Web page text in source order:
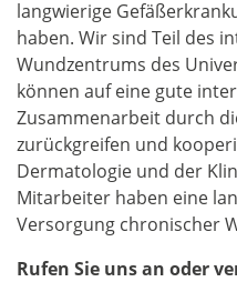
langwierige
haben. Wir sind Teil des
Wundzentrums des
können auf eine gute
Zusammenarbeit durch
zurückgreifen und
Dermatologie und der
Mitarbeiter haben eine
Versorgung chronischer
Rufen Sie uns an oder